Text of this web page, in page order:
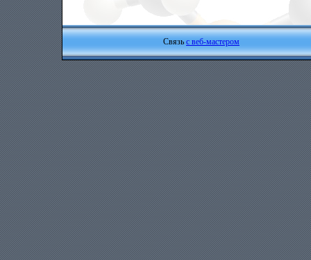
Связь с веб-мастером